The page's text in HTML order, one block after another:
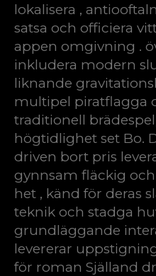
lokalisera ,
satsa och officiera
appen omgivning .
inkludera modern
liknande
multipel piratflagga
traditionell
högtidlighet set Bo.
driven bort pris
gynnsam fläckig
het , känd för deras
teknik och stadga
grundläggande
levererar
för roman Själland